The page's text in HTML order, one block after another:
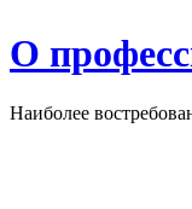
О
Наиболее